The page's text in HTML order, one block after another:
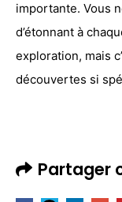
importante. Vous
d’étonnant à
exploration, mais
découvertes si
Partager